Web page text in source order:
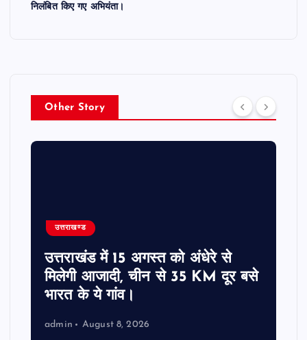
निलंबित किए गए अभियंता।
Other Story
उत्तराखण्ड
उत्तराखंड में 15 अगस्त को अंधेरे से
मिलेगी आजादी, चीन से 35 KM दूर बसे
भारत के ये गांव।
admin August 8, 2026